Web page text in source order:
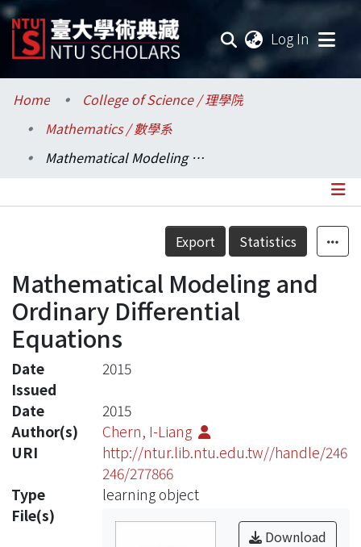
Log In
Communities & Collections
Research Outputs
Statistics
Home
College of Science / 理學院
Mathematics / 數學系
Mathematical Modeling and Ordinary Differential Equations
Details
Export Statistics
Mathematical Modeling and
Ordinary Differential
Equations
Date
Issued
2015
Date
2015
Author(s)
Chern, I-Liang
URI
http://ntur.lib.ntu.edu.tw//handle/246
246/277866
Type
learning object
File(s)
Download